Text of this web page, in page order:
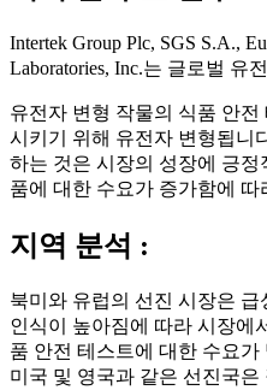
Intertek Group Plc, SGS S.A.,
Laboratories, Inc.는 글로벌
유전자 변형 작물의 식품 안
시키기 위해 유전자 변형됩니
하는 것은 시장의 성장에 긍
품에 대한 수요가 증가함에
지역 분석 :
북미와 유럽의 선진 시장은
인식이 높아짐에 따라 시장에
품 안전 테스트에 대한 수요
미국 및 영국과 같은 선진국